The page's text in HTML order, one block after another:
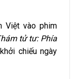
Việt vào phim
tử tư: Phía
chiếu ngày